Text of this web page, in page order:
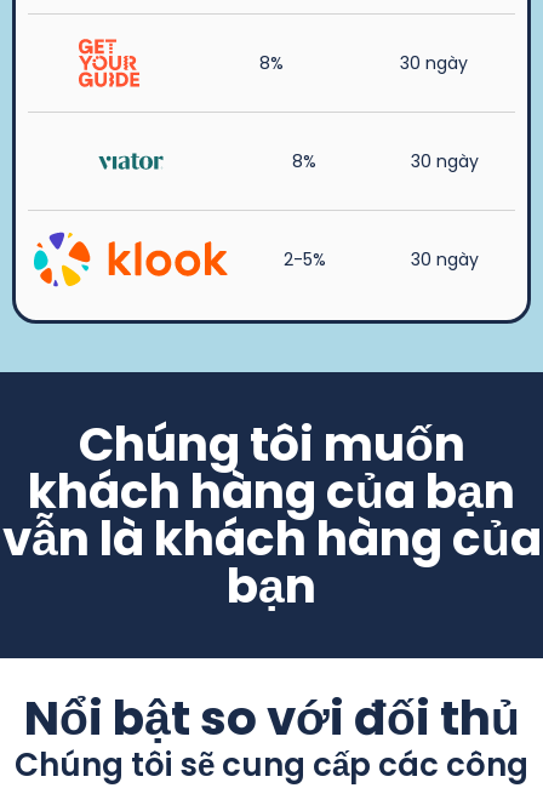
8% 30 ngày
8% 30 ngày
2-5% 30 ngày
Chúng tôi muốn
khách hàng của bạn
vẫn là khách hàng của
bạn
Nổi bật so với đối thủ
Chúng tôi sẽ cung cấp các công